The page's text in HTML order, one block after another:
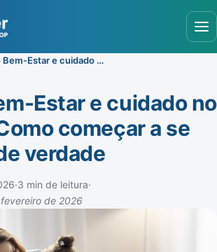
Seguro Bem-Estar e cuidado no dia a dia: Como começar a se proteger de verdade
Estar e cuidado no
começar a se
verdade
·3 min de leitura·
de 2026